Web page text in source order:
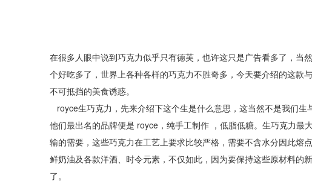
在很多人眼中说到巧克力似乎只有德芙，也许这只是广告看多了，
个好吃多了，世界上各种各样的巧克力不胜奇多，今天要介绍的这款
不可抵挡的美食诱惑。
royce生巧克力，先来介绍下这个生是什么意思，这当然不是我们
他们最出名的品牌便是 royce，纯手工制作 ，低脂低糖。生巧克力
输的需要，这些巧克力在工艺上要求比较严格，需要不含水分因此熔
鲜奶油及各款洋酒、时令元素，不仅如此，因为要保持这些原材料的
了。